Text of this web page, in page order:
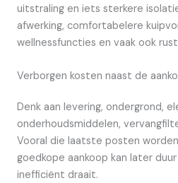
uitstraling en iets sterkere
afwerking, comfortabelere
wellnessfuncties en vaak ook
Verborgen kosten naast de
Denk aan levering, ondergrond,
onderhoudsmiddelen,
Vooral die laatste posten
goedkope aankoop kan later
inefficiënt draait.